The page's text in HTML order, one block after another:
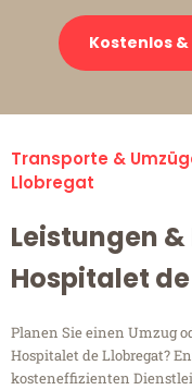
Kostenlos
Transporte &
Llobregat
Leistungen
Hospitalet
Planen Sie einen Umzug
Hospitalet de Llobregat?
kosteneffizienten